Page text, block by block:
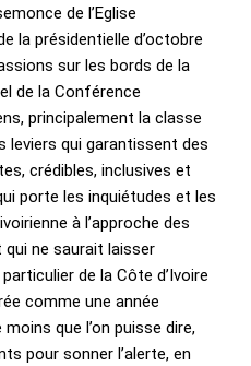
de l’Eglise
la présidentielle d’octobre
sur les bords de la
de la Conférence
principalement la classe
leviers qui garantissent des
crédibles, inclusives et
porte les inquiétudes et les
à l’approche des
qui ne saurait laisser
de la Côte d’Ivoire
comme une année
que l’on puisse dire,
pour sonner l’alerte, en